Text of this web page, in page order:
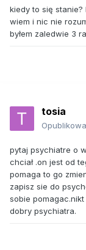
kiedy to się stanie?
wiem i nic nie
byłem zaledwie 3
tosia
pytaj psychiatre o
chciał .on jest od
pomaga to go
zapisz sie do
sobie
dobry psychiatra.